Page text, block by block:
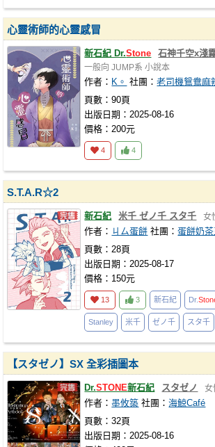
心靈術師的心靈感冒
新石紀 Dr.Stone 石神千空x淺
一般向 JUMP系 小說本
作者： K。 社團：老司機鴛鴦麻
頁數：90頁
出版日期：2025-08-16
價格：200元
4 4
S.T.A.R☆2
新石紀 米千 ゼノ千 スタ千 女
作者： ㄐㄙ蛋餅 社團：蛋餅奶茶
頁數：28頁
出版日期：2025-08-17
價格：150元
13 3 新石紀 Dr.
Stanley 米千 ゼノ千 スタ千
【スタゼノ】SX 全彩插圖本
Dr.STONE新石紀 スタゼノ 女
作者：墨攸築 社團：海鯨Café
頁數：32頁
出版日期：2025-08-16